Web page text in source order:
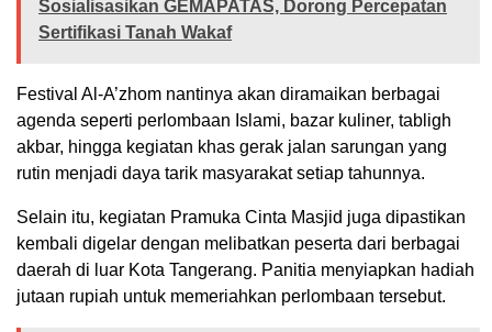
Sosialisasikan GEMAPATAS, Dorong Percepatan
Sertifikasi Tanah Wakaf
Festival Al-A’zhom nantinya akan diramaikan berbagai
agenda seperti perlombaan Islami, bazar kuliner, tabligh
akbar, hingga kegiatan khas gerak jalan sarungan yang
rutin menjadi daya tarik masyarakat setiap tahunnya.
Selain itu, kegiatan Pramuka Cinta Masjid juga dipastikan
kembali digelar dengan melibatkan peserta dari berbagai
daerah di luar Kota Tangerang. Panitia menyiapkan hadiah
jutaan rupiah untuk memeriahkan perlombaan tersebut.